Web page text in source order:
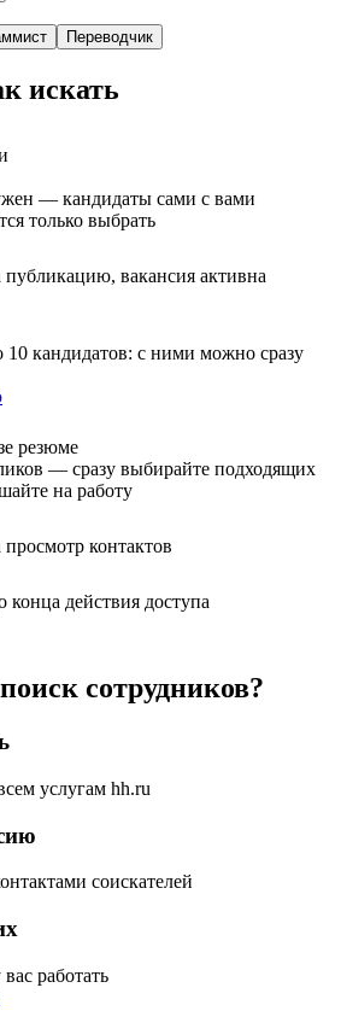
Переводчик
искать
— кандидаты сами с вами
только выбрать
публикацию, вакансия активна
10 кандидатов: с ними можно сразу
резюме
— сразу выбирайте подходящих
на работу
контактов
действия доступа
сотрудников?
услугам hh.ru
соискателей
работать